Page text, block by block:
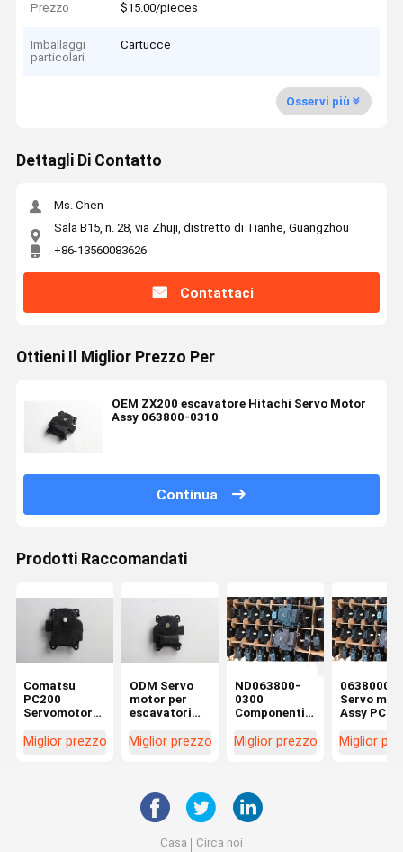
Prezzo $15.00/pieces
Imballaggi
particolari
Cartucce
Osservi più
Dettagli Di Contatto
Ms. Chen
Sala B15, n. 28, via Zhuji, distretto di Tianhe, Guangzhou
+86-13560083626
Contattaci
Ottieni Il Miglior Prezzo Per
OEM ZX200 escavatore Hitachi Servo Motor
Assy 063800-0310
Continua
Prodotti Raccomandati
Comatsu
PC200
Servomotore
escavatore
Miglior prezzo
ODM Servo
motor per
escavatori
SY215-8
Miglior prezzo
ND063800-
0300
Componenti
Komatsu
PC200-8MO
PC200-10
Miglior prezzo
Servo
Assy
Parti di
Miglior
Casa Circa noi